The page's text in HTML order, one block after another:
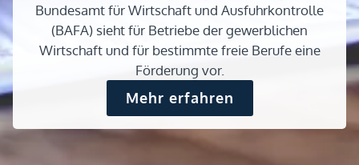
Bundesamt für Wirtschaft und Ausfuhrkontrolle
(BAFA) sieht für Betriebe der gewerblichen
Wirtschaft und für bestimmte freie Berufe eine
Förderung vor.
Mehr erfahren